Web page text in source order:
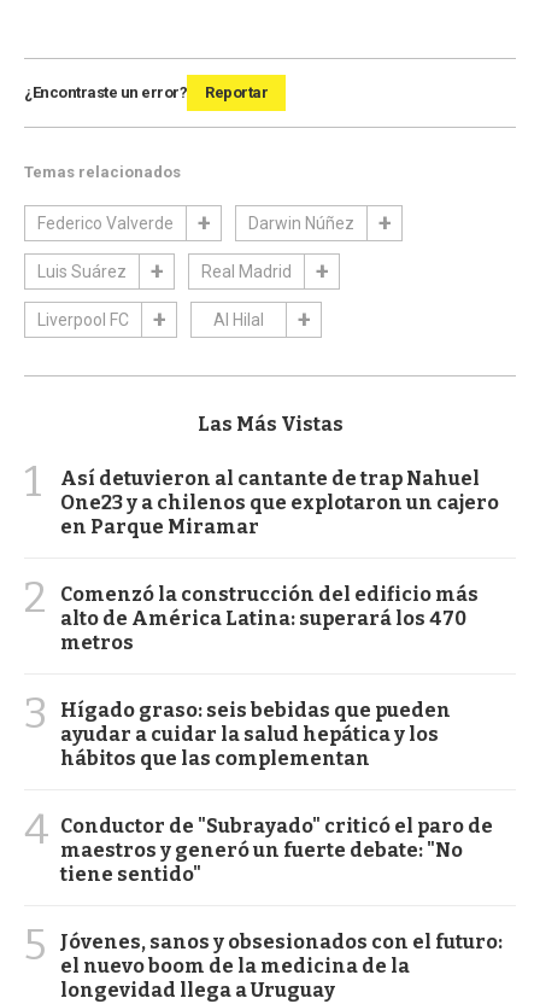
¿Encontraste un error? Reportar
Temas relacionados
Federico Valverde Darwin Núñez
Luis Suárez Real Madrid
Liverpool FC Al Hilal
Las Más Vistas
1
Así detuvieron al cantante de trap Nahuel
One23 y a chilenos que explotaron un cajero
en Parque Miramar
2
Comenzó la construcción del edificio más
alto de América Latina: superará los 470
metros
3
Hígado graso: seis bebidas que pueden
ayudar a cuidar la salud hepática y los
hábitos que las complementan
4 Conductor de "Subrayado" criticó el paro de
maestros y generó un fuerte debate: "No
tiene sentido"
5
Jóvenes, sanos y obsesionados con el futuro:
el nuevo boom de la medicina de la
longevidad llega a Uruguay